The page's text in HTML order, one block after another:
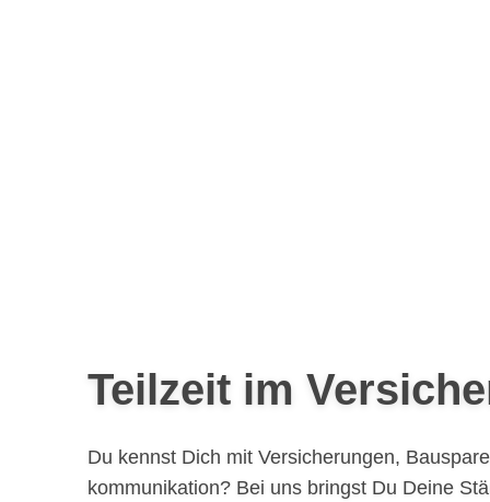
Teilzeit im
Du kennst Dich mit Versicherungen,
kommunikation? Bei uns bringst Du Deine